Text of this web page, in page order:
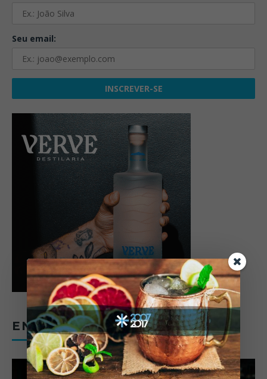
Seu email:
ENTREVISTAS